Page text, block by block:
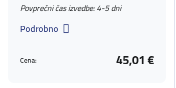
Povprečni čas izvedbe: 4-5 dni
Podrobno
Cena: 45,01 €